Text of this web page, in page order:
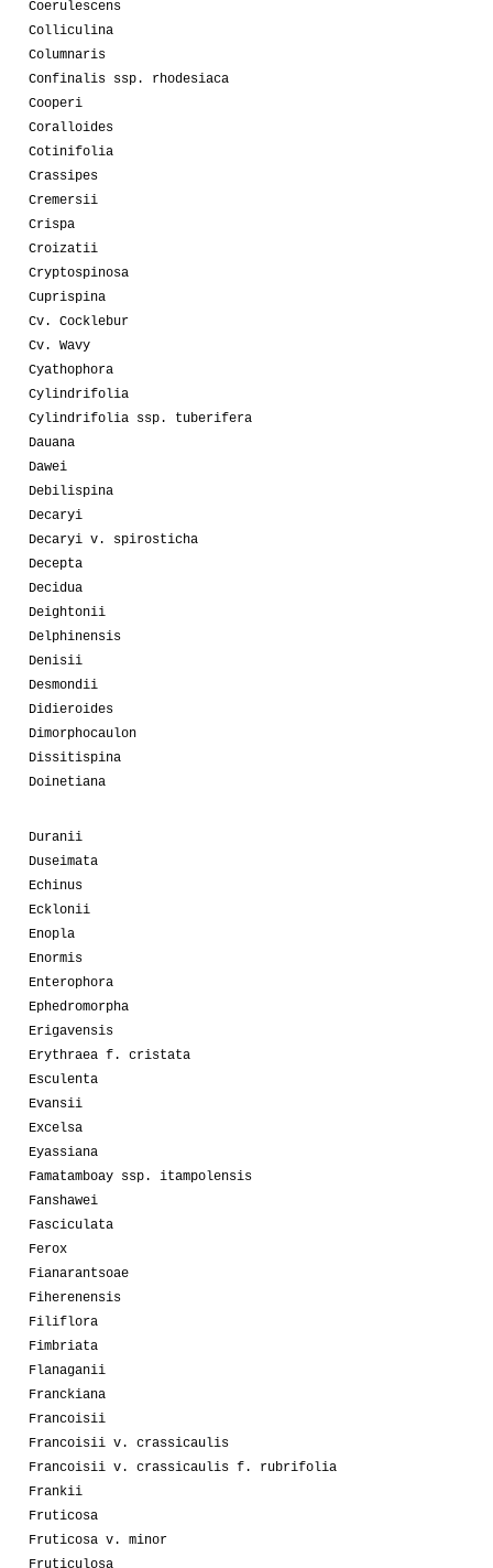
Coerulescens
Colliculina
Columnaris
Confinalis ssp. rhodesiaca
Cooperi
Coralloides
Cotinifolia
Crassipes
Cremersii
Crispa
Croizatii
Cryptospinosa
Cuprispina
Cv. Cocklebur
Cv. Wavy
Cyathophora
Cylindrifolia
Cylindrifolia ssp. tuberifera
Dauana
Dawei
Debilispina
Decaryi
Decaryi v. spirosticha
Decepta
Decidua
Deightonii
Delphinensis
Denisii
Desmondii
Didieroides
Dimorphocaulon
Dissitispina
Doinetiana
Duranii
Duseimata
Echinus
Ecklonii
Enopla
Enormis
Enterophora
Ephedromorpha
Erigavensis
Erythraea f. cristata
Esculenta
Evansii
Excelsa
Eyassiana
Famatamboay ssp. itampolensis
Fanshawei
Fasciculata
Ferox
Fianarantsoae
Fiherenensis
Filiflora
Fimbriata
Flanaganii
Franckiana
Francoisii
Francoisii v. crassicaulis
Francoisii v. crassicaulis f. rubrifolia
Frankii
Fruticosa
Fruticosa v. minor
Fruticulosa